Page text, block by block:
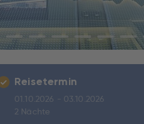
Reisetermin
01.10.2026 - 03.10.2026
2 Nächte